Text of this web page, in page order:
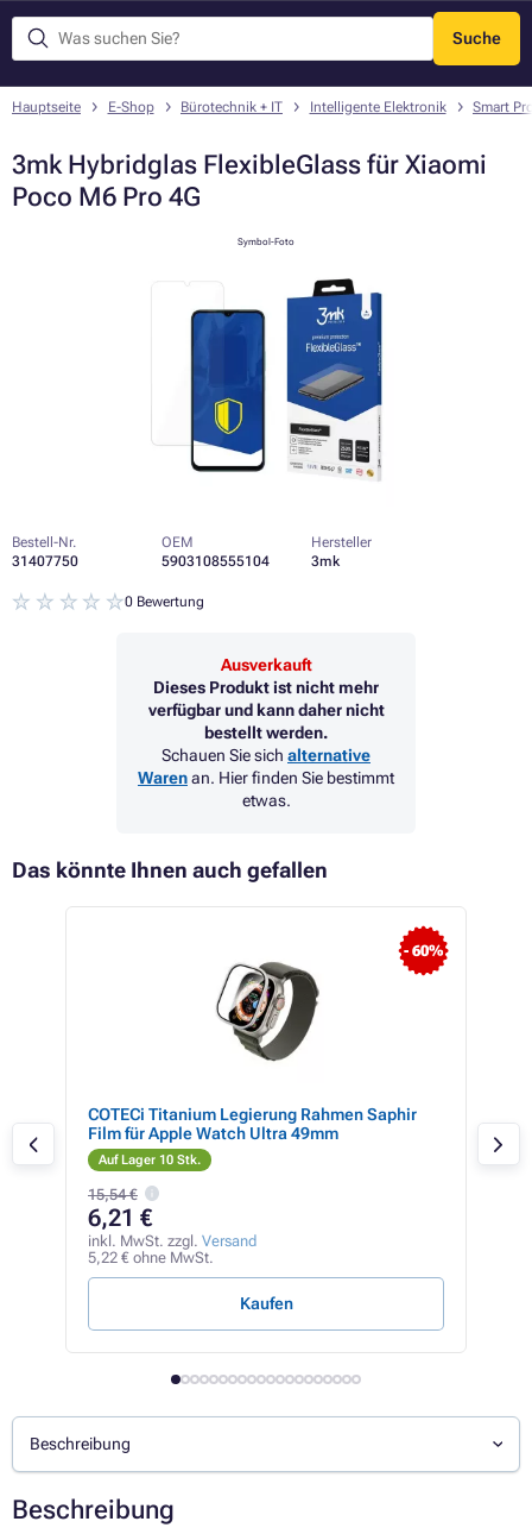
Suche
Menü
Hauptseite E-Shop Bürotechnik + IT Intelligente Elektronik Smart
3mk Hybridglas FlexibleGlass für Xiaomi
Poco M6 Pro 4G
Symbol-Foto
Bestell-Nr.
31407750
OEM
5903108555104
Hersteller
3mk
0 Bewertung
Ausverkauft
Dieses Produkt ist nicht mehr
verfügbar und kann daher nicht
bestellt werden.
Schauen Sie sich alternative
Warenan. Hier finden Sie bestimmt
etwas.
Das könnte Ihnen auch gefallen
- 60%
COTECi Titanium Legierung Rahmen Saphir
Film für Apple Watch Ultra 49mm
Auf Lager 10 Stk.
15,54 €
6,21 €
inkl. MwSt. zzgl. Versand
5,22 € ohne MwSt.
Kaufen
Beschreibung
Beschreibung